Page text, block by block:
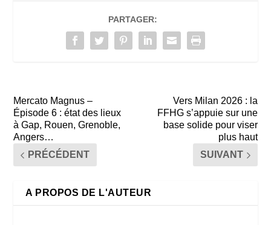
PARTAGER:
Mercato Magnus –
Épisode 6 : état des lieux
à Gap, Rouen, Grenoble,
Angers…
PRÉCÉDENT
Vers Milan 2026 : la
FFHG s’appuie sur une
base solide pour viser
plus haut
SUIVANT
A PROPOS DE L'AUTEUR